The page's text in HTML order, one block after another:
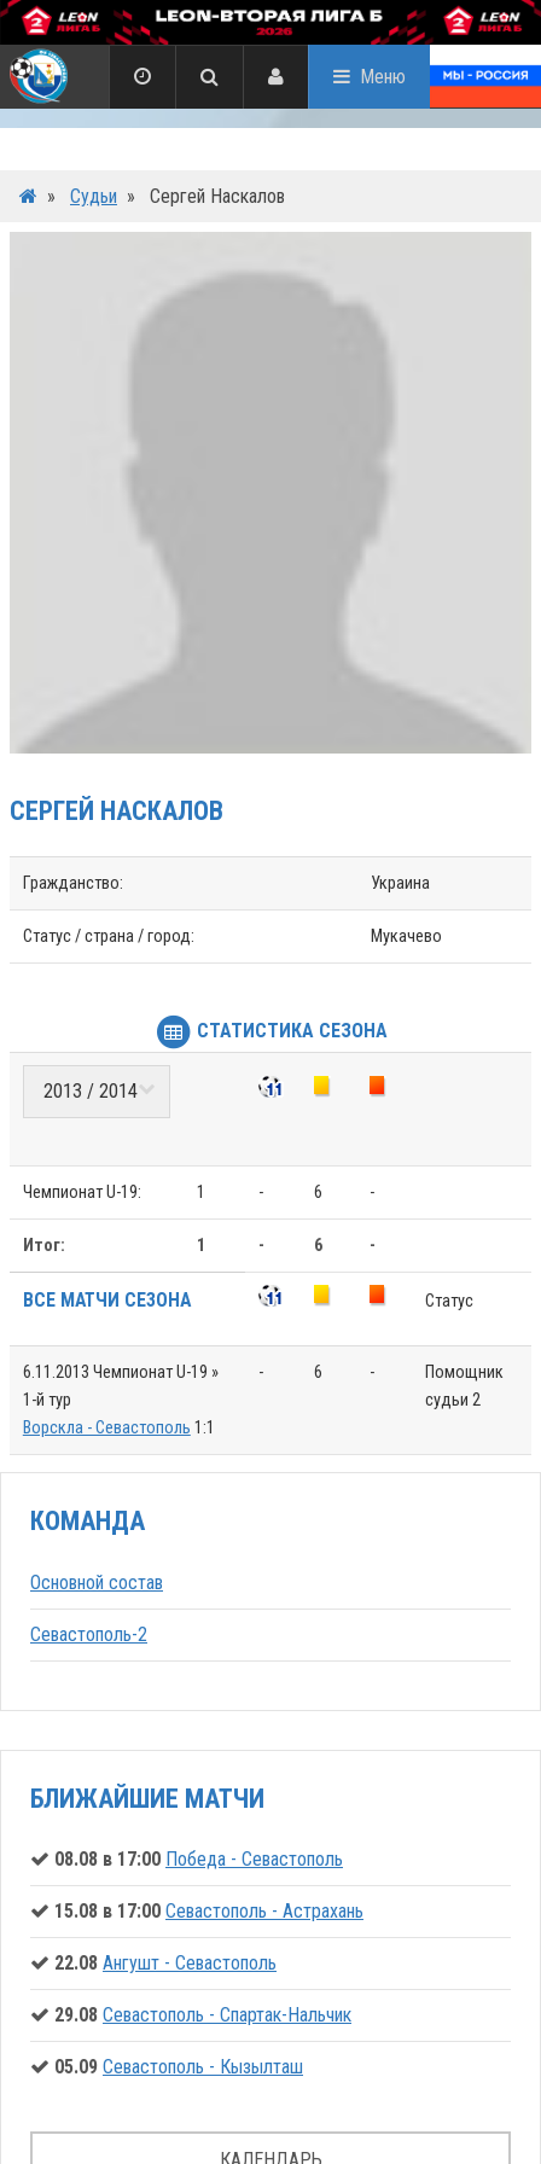
Меню
» Судьи » Сергей Наскалов
СЕРГЕЙ НАСКАЛОВ
Гражданство: Украина
Статус / страна / город: Мукачево
СТАТИСТИКА СЕЗОНА
Чемпионат U-19: 1 - 6 -
Итог: 1 - 6 -
ВСЕ МАТЧИ СЕЗОНА Статус
6.11.2013 Чемпионат U-19 »
1-й тур
Ворскла - Севастополь 1:1
- 6 -
Помощник
судьи 2
КОМАНДА
Основной состав
Севастополь-2
БЛИЖАЙШИЕ МАТЧИ
08.08 в 17:00 Победа - Севастополь
15.08 в 17:00 Севастополь - Астрахань
22.08 Ангушт - Севастополь
29.08 Севастополь - Спартак-Нальчик
05.09 Севастополь - Кызылташ